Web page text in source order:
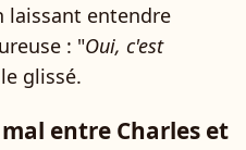
laissant entendre
: "Oui, c'est
glissé.
entre Charles et